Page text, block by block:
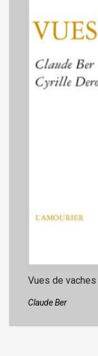
Vues de vaches
Claude Ber